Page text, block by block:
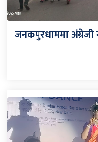
जनकपुरधाममा अंग्रेजी